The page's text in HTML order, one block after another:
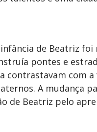
de Beatriz
pontes e
contrastavam com
A mudança
de Beatriz pelo